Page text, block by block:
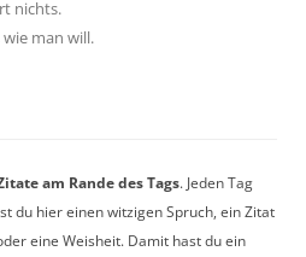
nichts.
wie man will.
am Rande des Tags. Jeden Tag
du hier einen witzigen Spruch, ein Zitat
eine Weisheit. Damit hast du ein